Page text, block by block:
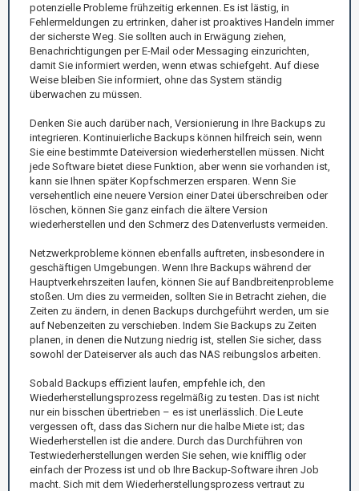
potenzielle Probleme frühzeitig erkennen. Es ist lästig, in
Fehlermeldungen zu ertrinken, daher ist proaktives Handeln immer
der sicherste Weg. Sie sollten auch in Erwägung ziehen,
Benachrichtigungen per E-Mail oder Messaging einzurichten,
damit Sie informiert werden, wenn etwas schiefgeht. Auf diese
Weise bleiben Sie informiert, ohne das System ständig
überwachen zu müssen.
Denken Sie auch darüber nach, Versionierung in Ihre Backups zu
integrieren. Kontinuierliche Backups können hilfreich sein, wenn
Sie eine bestimmte Dateiversion wiederherstellen müssen. Nicht
jede Software bietet diese Funktion, aber wenn sie vorhanden ist,
kann sie Ihnen später Kopfschmerzen ersparen. Wenn Sie
versehentlich eine neuere Version einer Datei überschreiben oder
löschen, können Sie ganz einfach die ältere Version
wiederherstellen und den Schmerz des Datenverlusts vermeiden.
Netzwerkprobleme können ebenfalls auftreten, insbesondere in
geschäftigen Umgebungen. Wenn Ihre Backups während der
Hauptverkehrszeiten laufen, können Sie auf Bandbreitenprobleme
stoßen. Um dies zu vermeiden, sollten Sie in Betracht ziehen, die
Zeiten zu ändern, in denen Backups durchgeführt werden, um sie
auf Nebenzeiten zu verschieben. Indem Sie Backups zu Zeiten
planen, in denen die Nutzung niedrig ist, stellen Sie sicher, dass
sowohl der Dateiserver als auch das NAS reibungslos arbeiten.
Sobald Backups effizient laufen, empfehle ich, den
Wiederherstellungsprozess regelmäßig zu testen. Das ist nicht
nur ein bisschen übertrieben – es ist unerlässlich. Die Leute
vergessen oft, dass das Sichern nur die halbe Miete ist; das
Wiederherstellen ist die andere. Durch das Durchführen von
Testwiederherstellungen werden Sie sehen, wie knifflig oder
einfach der Prozess ist und ob Ihre Backup-Software ihren Job
macht. Sich mit dem Wiederherstellungsprozess vertraut zu